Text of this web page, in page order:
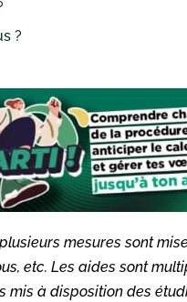
?
mesures sont
etc. Les aides sont
mis à disposition des